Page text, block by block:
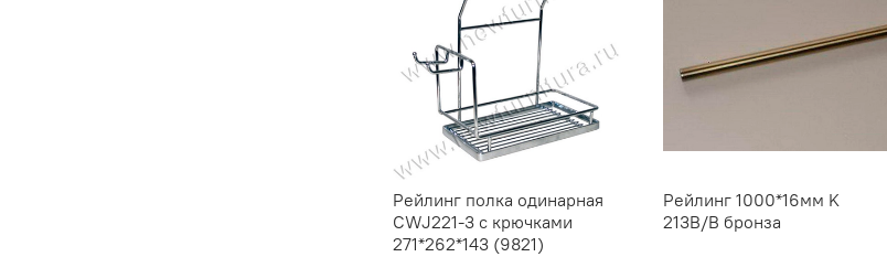
Рейлинг полка одинарная
CWJ221-3 с крючками
271*262*143 (9821)
Рейлинг 1000*16мм K
213B/B бронза